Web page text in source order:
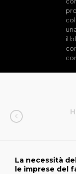
il
La necessità
le imprese del